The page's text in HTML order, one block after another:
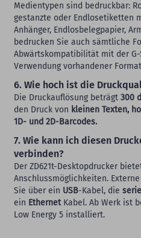
Medientypen sind bedruckbar:
gestanzte oder Endlosetiketten
Anhänger, Endlosbelegpapier,
bedrucken Sie auch sämtliche
Abwärtskompatibilität mit der
Verwendung vorhandener
6. Wie hoch ist die
Die Druckauflösung beträgt 300
den Druck von kleinen Texten,
1D- und 2D-Barcodes.
7. Wie kann ich diesen
verbinden?
Der ZD621t-Desktopdrucker
Anschlussmöglichkeiten.
Sie über ein USB-Kabel, die
ein EthernetKabel. Ab Werk ist
Low Energy 5 installiert.